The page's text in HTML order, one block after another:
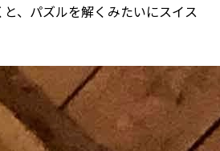
、パズルを解くみたいにスイス